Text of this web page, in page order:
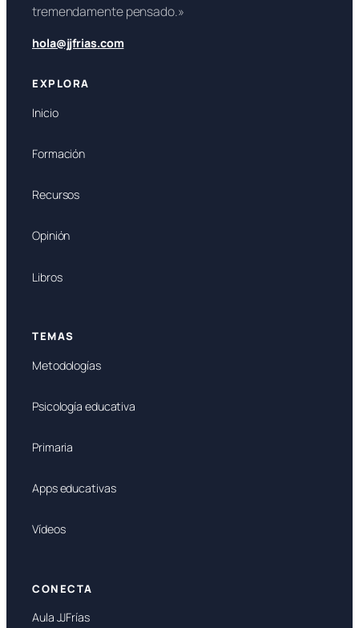
tremendamente pensado.»
hola@jjfrias.com
EXPLORA
Inicio
Formación
Recursos
Opinión
Libros
TEMAS
Metodologías
Psicología educativa
Primaria
Apps educativas
Vídeos
CONECTA
Aula JJFrías